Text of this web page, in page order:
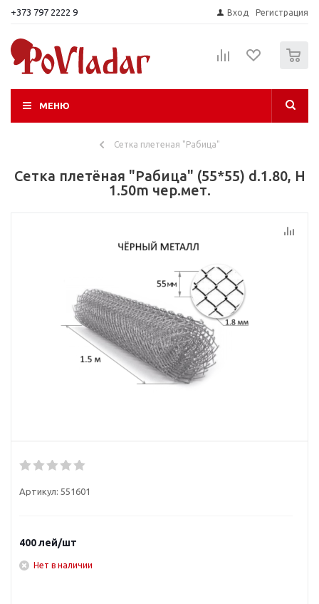
+373 797 2222 9 Вход Регистрация
МЕНЮ
Сетка плетеная "Рабица"
Сетка плетёная "Рабица" (55*55) d.1.80, H
1.50m чер.мет.
Артикул: 551601
400лей/шт
Нет в наличии